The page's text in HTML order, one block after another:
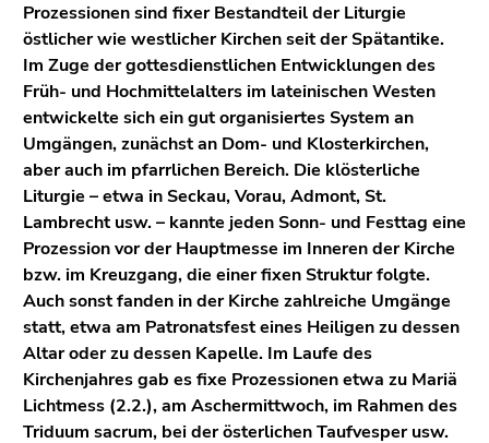
Prozessionen sind fixer Bestandteil der Liturgie
östlicher wie westlicher Kirchen seit der Spätantike.
Im Zuge der gottesdienstlichen Entwicklungen des
Früh- und Hochmittelalters im lateinischen Westen
entwickelte sich ein gut organisiertes System an
Umgängen, zunächst an Dom- und Klosterkirchen,
aber auch im pfarrlichen Bereich. Die klösterliche
Liturgie – etwa in Seckau, Vorau, Admont, St.
Lambrecht usw. – kannte jeden Sonn- und Festtag eine
Prozession vor der Hauptmesse im Inneren der Kirche
bzw. im Kreuzgang, die einer fixen Struktur folgte.
Auch sonst fanden in der Kirche zahlreiche Umgänge
statt, etwa am Patronatsfest eines Heiligen zu dessen
Altar oder zu dessen Kapelle. Im Laufe des
Kirchenjahres gab es fixe Prozessionen etwa zu Mariä
Lichtmess (2.2.), am Aschermittwoch, im Rahmen des
Triduum sacrum, bei der österlichen Taufvesper usw.